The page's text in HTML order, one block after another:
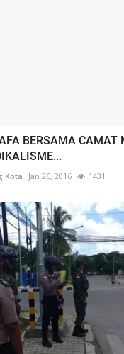
BERSAMA CAMAT
Kota Jan 26, 2016 1431